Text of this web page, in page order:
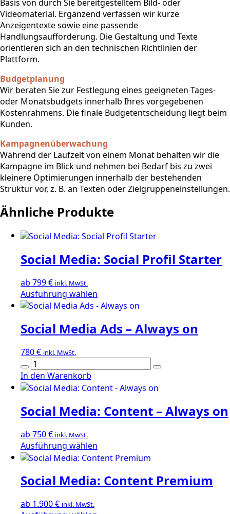
Basis von durch Sie bereitgestelltem Bild- oder
Videomaterial. Ergänzend verfassen wir kurze
Anzeigentexte sowie eine passende
Handlungsaufforderung. Die Gestaltung und Texte
orientieren sich an den technischen Richtlinien der
Plattform.
Budgetplanung
Wir beraten Sie zur Festlegung eines geeigneten Tages-
oder Monatsbudgets innerhalb Ihres vorgegebenen
Kostenrahmens. Die finale Budgetentscheidung liegt beim
Kunden.
Kampagnenüberwachung
Während der Laufzeit von einem Monat behalten wir die
Kampagne im Blick und nehmen bei Bedarf bis zu zwei
kleinere Optimierungen innerhalb der bestehenden
Struktur vor, z. B. an Texten oder Zielgruppeneinstellungen.
Ähnliche Produkte
Social Media: Social Profil Starter
ab 799€ inkl. MwSt.
Ausführung wählen
Produkt
mehrere
Varianten
Die
Optionen
können
der
Produktseite
Social Media Ads – Always on
780€ inkl. MwSt.
Social
Media
Ads
Always
on
Menge
In den Warenkorb
Social Media: Content – Always on
ab 750€ inkl. MwSt.
Ausführung wählen
Produkt
mehrere
Varianten
Social Media: Content Premium
ab 1.900€ inkl. MwSt.